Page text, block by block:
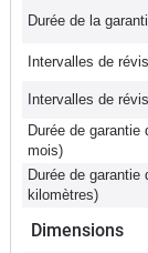
Durée de la
Intervalles de
Intervalles de
Durée de garantie
mois)
Durée de garantie
kilomètres)
Dimensions